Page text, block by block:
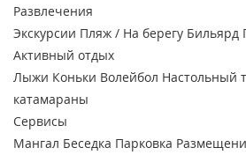
Развлечения
Экскурсии Пляж / На берегу Бильярд
Активный отдых
Лыжи Коньки Волейбол Настольный
катамараны
Сервисы
Мангал Беседка Парковка